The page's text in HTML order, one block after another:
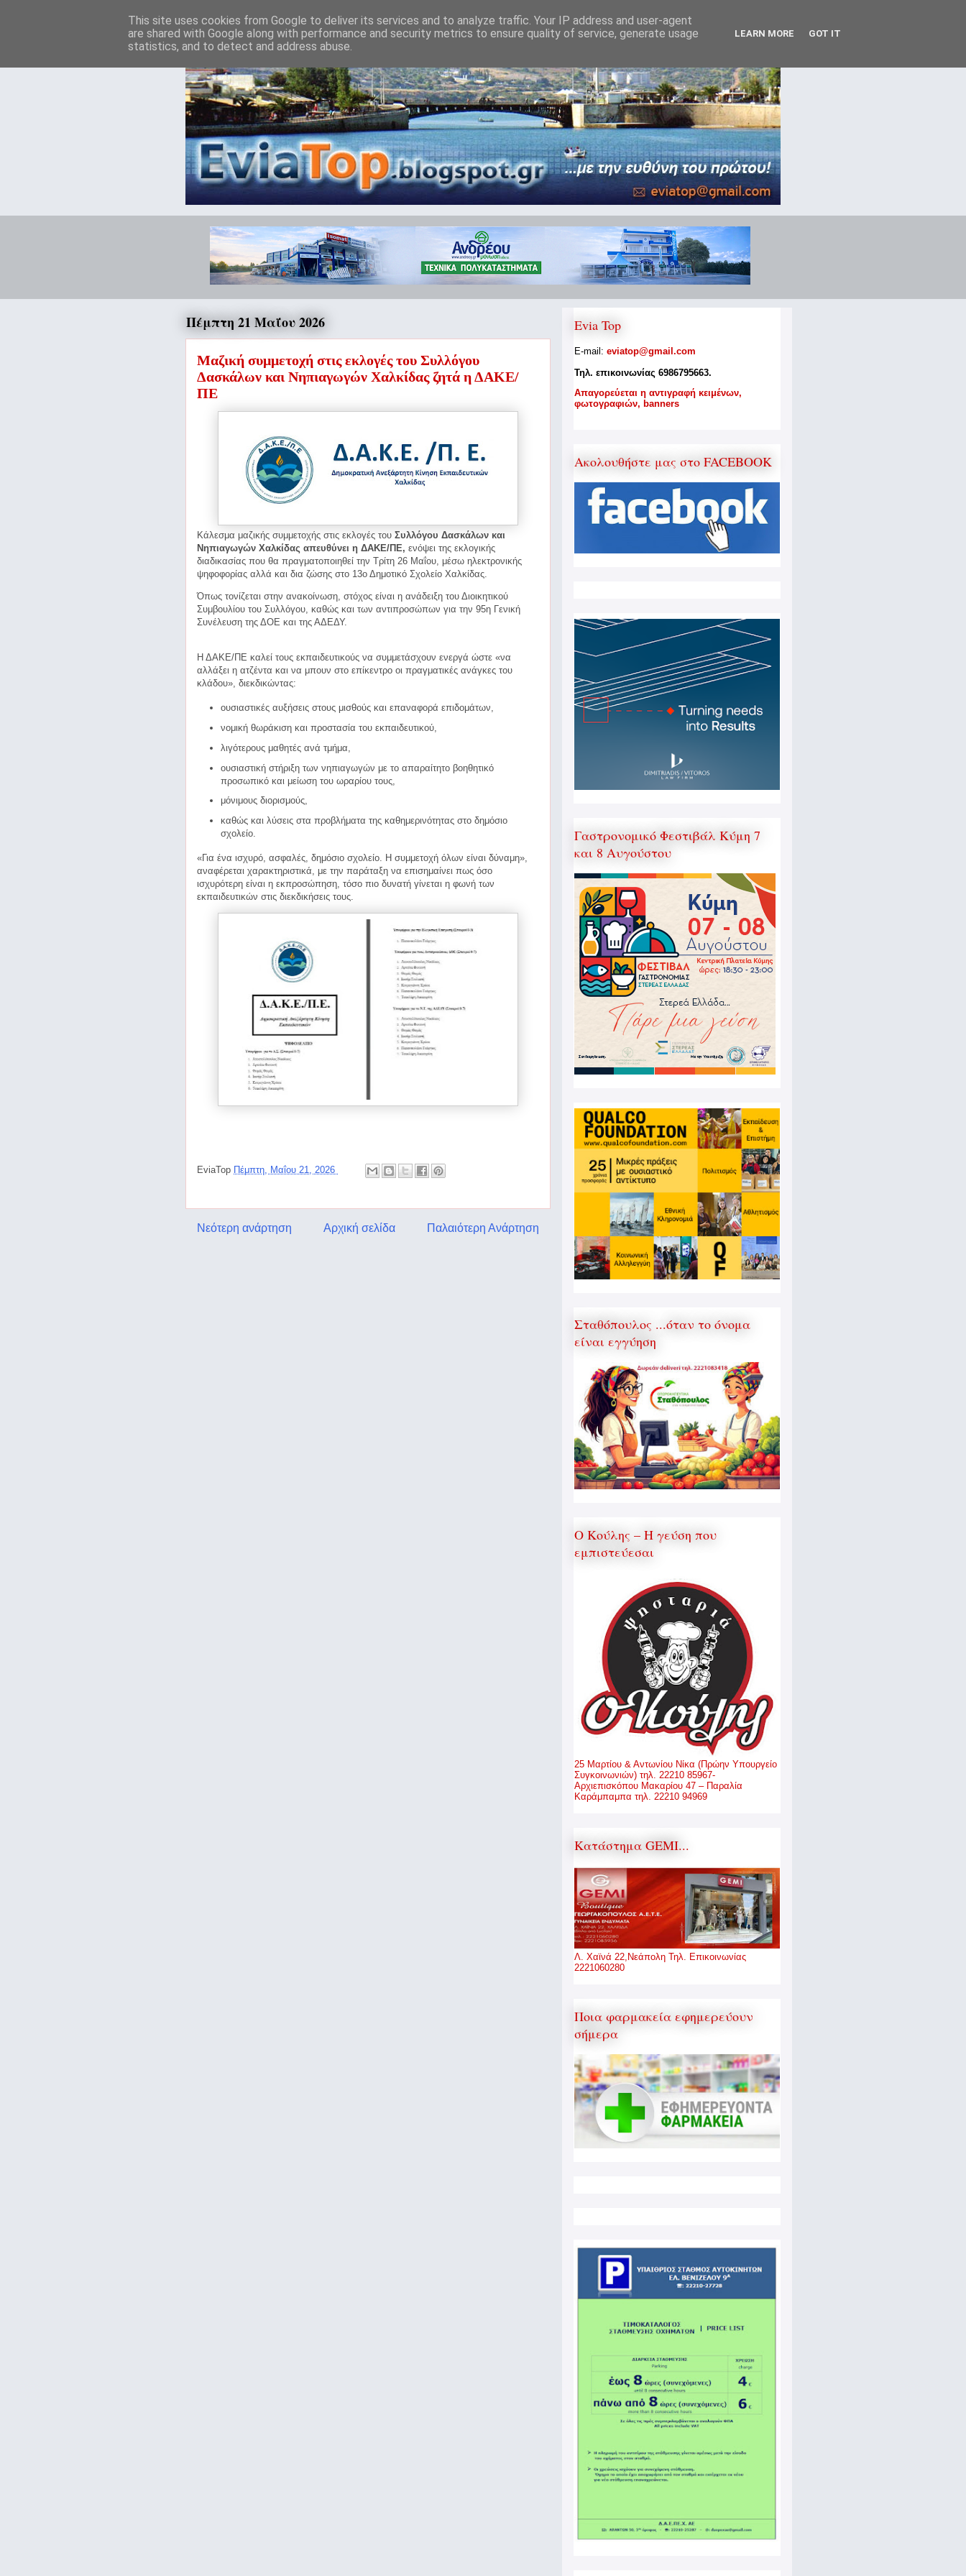
Πέμπτη 21 Μαΐου 2026
Μαζική συμμετοχή στις εκλογές του Συλλόγου
Δασκάλων και Νηπιαγωγών Χαλκίδας ζητά η ΔΑΚΕ/
ΠΕ
Κάλεσμα μαζικής συμμετοχής στις εκλογές του Συλλόγου Δασκάλων και
Νηπιαγωγών Χαλκίδας απευθύνει η ΔΑΚΕ/ΠΕ, ενόψει της εκλογικής
διαδικασίας που θα πραγματοποιηθεί την Τρίτη 26 Μαΐου, μέσω ηλεκτρονικής
ψηφοφορίας αλλά και δια ζώσης στο 13ο Δημοτικό Σχολείο Χαλκίδας.
Όπως τονίζεται στην ανακοίνωση, στόχος είναι η ανάδειξη του Διοικητικού
Συμβουλίου του Συλλόγου, καθώς και των αντιπροσώπων για την 95η Γενική
Συνέλευση της ΔΟΕ και της ΑΔΕΔΥ.
Η ΔΑΚΕ/ΠΕ καλεί τους εκπαιδευτικούς να συμμετάσχουν ενεργά ώστε «να
αλλάξει η ατζέντα και να μπουν στο επίκεντρο οι πραγματικές ανάγκες του
κλάδου», διεκδικώντας:
ουσιαστικές αυξήσεις στους μισθούς και επαναφορά επιδομάτων,
νομική θωράκιση και προστασία του εκπαιδευτικού,
λιγότερους μαθητές ανά τμήμα,
ουσιαστική στήριξη των νηπιαγωγών με το απαραίτητο βοηθητικό
προσωπικό και μείωση του ωραρίου τους,
μόνιμους διορισμούς,
καθώς και λύσεις στα προβλήματα της καθημερινότητας στο δημόσιο
σχολείο.
«Για ένα ισχυρό, ασφαλές, δημόσιο σχολείο. Η συμμετοχή όλων είναι δύναμη»,
αναφέρεται χαρακτηριστικά, με την παράταξη να επισημαίνει πως όσο
ισχυρότερη είναι η εκπροσώπηση, τόσο πιο δυνατή γίνεται η φωνή των
εκπαιδευτικών στις διεκδικήσεις τους.
EviaTop Πέμπτη, Μαΐου 21, 2026
Νεότερη ανάρτηση Παλαιότερη Ανάρτηση
Αρχική σελίδα
Evia Top
E-mail: eviatop@gmail.com
Τηλ. επικοινωνίας 6986795663.
Aπαγορεύεται η αντιγραφή κειμένων,
φωτογραφιών, banners
Ακολουθήστε μας στο FACEBOOK
Γαστρονομικό Φεστιβάλ Κύμη 7
και 8 Αυγούστου
Σταθόπουλος ...όταν το όνομα
είναι εγγύηση
Ο Κούλης – Η γεύση που
εμπιστεύεσαι
25 Μαρτίου & Αντωνίου Νίκα (Πρώην Υπουργείο
Συγκοινωνιών) τηλ. 22210 85967-
Αρχιεπισκόπου Μακαρίου 47 – Παραλία
Καράμπαμπα τηλ. 22210 94969
Κατάστημα GEMI...
Λ. Χαϊνά 22,Νεάπολη Τηλ. Επικοινωνίας
2221060280
Ποια φαρμακεία εφημερεύουν
σήμερα
This site uses cookies from Google to deliver its services and to analyze traffic. Your IP address and user-agent
are shared with Google along with performance and security metrics to ensure quality of service, generate usage
statistics, and to detect and address abuse.
LEARN MORE GOT IT